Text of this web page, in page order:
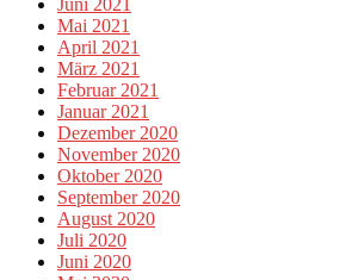
Mai 2021
April 2021
März 2021
Februar 2021
Januar 2021
Dezember 2020
November 2020
Oktober 2020
September 2020
August 2020
Juli 2020
Juni 2020